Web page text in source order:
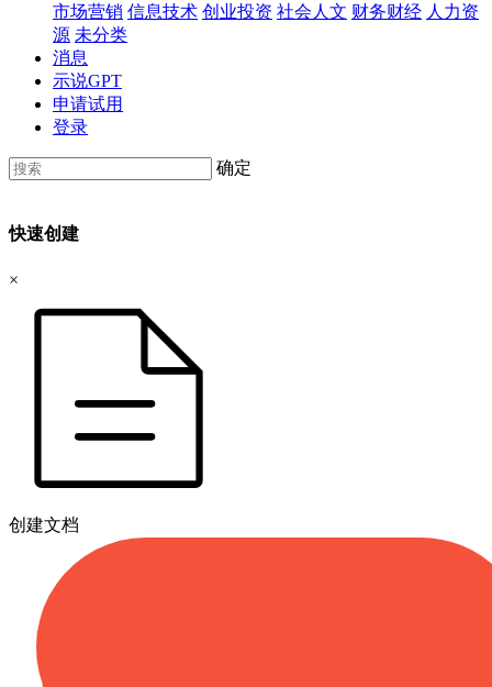
市场营销 信息技术 创业投资 社会人文 财务财经 人力资
源 未分类
消息
示说GPT
申请试用
登录
确定
快速创建
×
创建文档